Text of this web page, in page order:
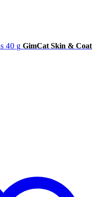
GimCat Skin & Coat